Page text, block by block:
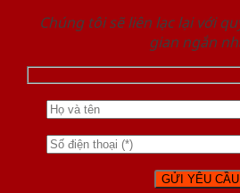
Chúng tôi sẽ liên lạc lại với
gian ngắn